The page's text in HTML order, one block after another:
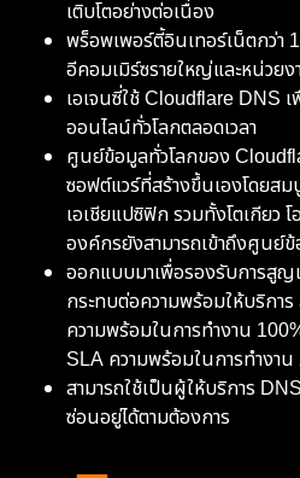
เติบโตอย่างต่อเนื่อง
พร็อพเพอร์ตี้อินเทอร์เน็ตกว่า
อีคอมเมิร์ซรายใหญ่และหน่วยง
เอเจนซี่ใช้ Cloudflare DNS เ
ออนไลน์ทั่วโลกตลอดเวลา
ศูนย์ข้อมูลทั่วโลกของ
ซอฟต์แวร์ที่สร้างขึ้นเองโดย
เอเชียแปซิฟิก รวมทั้งโตเกียว
องค์กรยังสามารถเข้าถึงศูนย์
ออกแบบมาเพื่อรองรับการสูญ
กระทบต่อความพร้อมให้บริกา
ความพร้อมในการทำงาน
SLA ความพร้อมในการทำงา
สามารถใช้เป็นผู้ให้บริการ
ซ่อนอยู่ได้ตามต้องการ